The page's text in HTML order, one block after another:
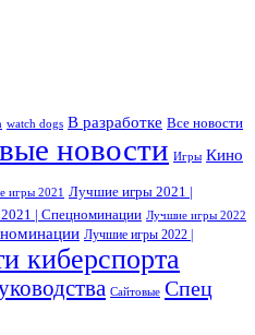
watch dogs В разработке Все новости
новости Игры Кино
игры 2021
Лучшие игры 2021 |
| Спецноминации Лучшие игры 2022
Лучшие игры 2022 |
киберспорта
Сайтовые Спец